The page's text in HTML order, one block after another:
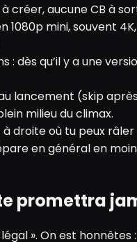
créer, aucune CB à
1080p mini, souvent
: dès qu’il y a une
lancement (skip
milieu du climax.
droite où tu peux râler
en général en
promettra
». On est honnêtes